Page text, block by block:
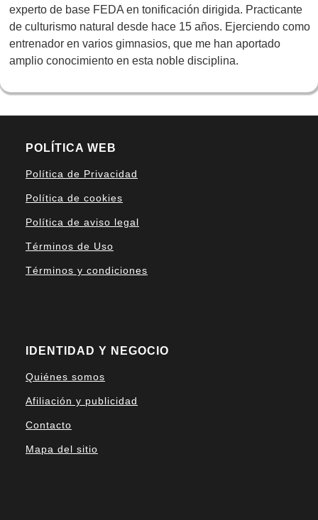
experto de base FEDA en tonificación dirigida. Practicante
de culturismo natural desde hace 15 años. Ejerciendo como
entrenador en varios gimnasios, que me han aportado
amplio conocimiento en esta noble disciplina.
POLÍTICA WEB
Política de Privacidad
Política de cookies
Política de aviso legal
Términos de Uso
Términos y condiciones
IDENTIDAD Y NEGOCIO
Quiénes somos
Afiliación y publicidad
Contacto
Mapa del sitio